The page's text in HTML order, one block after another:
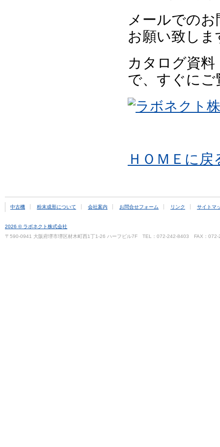
メールでの
お願い致しま
カタログ資
で、すぐに
ＨＯＭＥに戻
中古機 粉末成形について 会社案内 お問合せフォーム リンク サイトマ
2026 © ラボネクト株式会社
〒590-0941 大阪府堺市堺区材木町西1丁1-26 ハーフビル7F TEL：072-242-8403 FAX：